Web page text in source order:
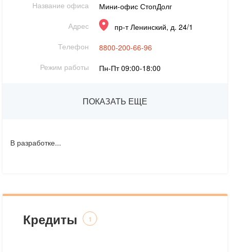
Название офиса
Мини-офис СтопДолг
Адрес
пр-т Ленинский, д. 24/1
Телефон
8800-200-66-96
Режим работы
Пн-Пт 09:00-18:00
ПОКАЗАТЬ ЕЩЕ
В разработке...
Кредиты 1